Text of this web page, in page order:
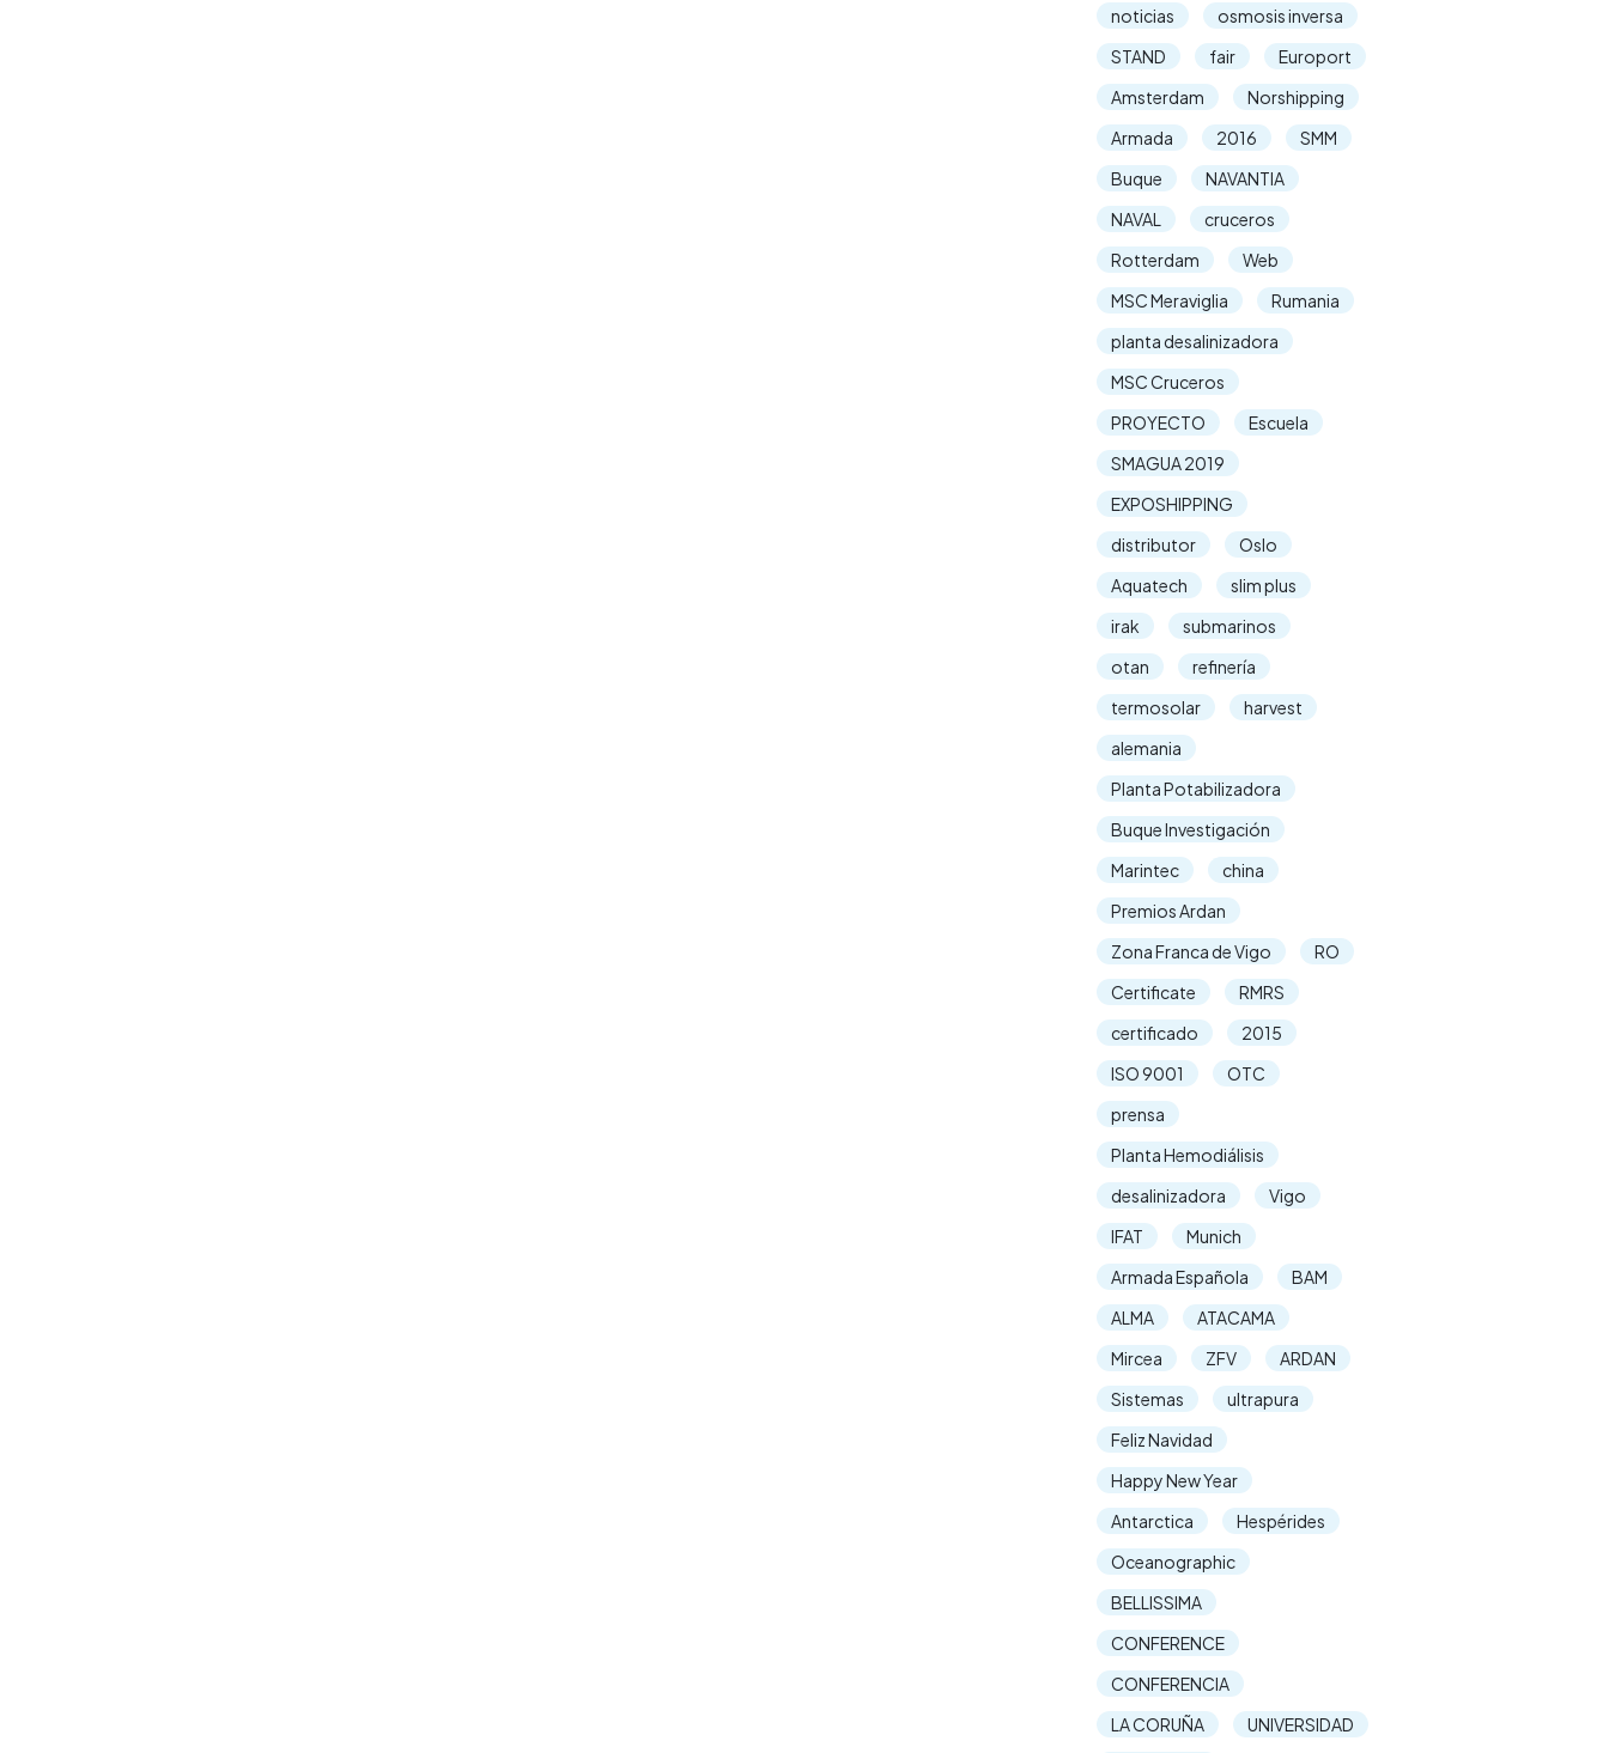
noticias
osmosis inversa
STAND
fair
Europort
Amsterdam
Norshipping
Armada
2016
SMM
Buque
NAVANTIA
NAVAL
cruceros
Rotterdam
Web
MSC Meraviglia
Rumania
planta desalinizadora
MSC Cruceros
PROYECTO
Escuela
SMAGUA 2019
EXPOSHIPPING
distributor
Oslo
Aquatech
slim plus
irak
submarinos
otan
refinería
termosolar
harvest
alemania
Planta Potabilizadora
Buque Investigación
Marintec
china
Premios Ardan
Zona Franca de Vigo
RO
Certificate
RMRS
certificado
2015
ISO 9001
OTC
prensa
Planta Hemodiálisis
desalinizadora
Vigo
IFAT
Munich
Armada Española
BAM
ALMA
ATACAMA
Mircea
ZFV
ARDAN
Sistemas
ultrapura
Feliz Navidad
Happy New Year
Antarctica
Hespérides
Oceanographic
BELLISSIMA
CONFERENCE
CONFERENCIA
LA CORUÑA
UNIVERSIDAD